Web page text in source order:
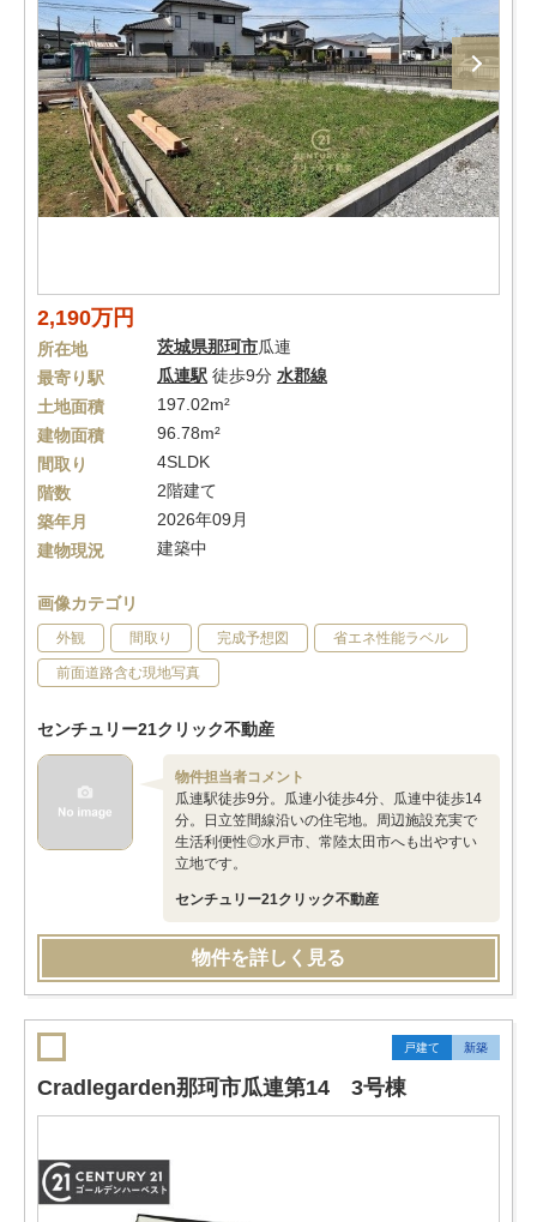
2,190万円
所在地 茨城県那珂市瓜連
最寄り駅
瓜連駅 徒歩9分 水郡線
土地面積
197.02m²
建物面積
96.78m²
間取り
4SLDK
階数
2階建て
築年月
2026年09月
建物現況
建築中
画像カテゴリ
外観 間取り 完成予想図 省エネ性能ラベル
前面道路含む現地写真
センチュリー21クリック不動産
物件担当者コメント
瓜連駅徒歩9分。瓜連小徒歩4分、瓜連中徒歩14
分。日立笠間線沿いの住宅地。周辺施設充実で
生活利便性◎水戸市、常陸太田市へも出やすい
立地です。
センチュリー21クリック不動産
物件を詳しく見る
戸建て 新築
Cradlegarden那珂市瓜連第14 3号棟